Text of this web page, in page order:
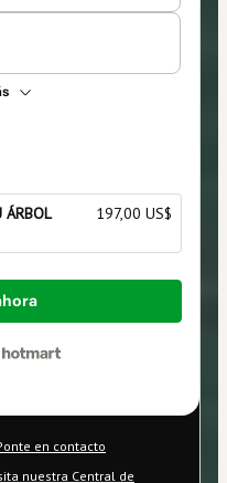
197,00 US$
en contacto
nuestra Central de